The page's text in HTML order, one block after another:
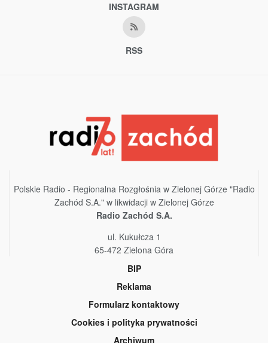
INSTAGRAM
RSS
Polskie Radio - Regionalna Rozgłośnia w Zielonej Górze "Radio
Zachód S.A." w likwidacji w Zielonej Górze
Radio Zachód S.A.
ul. Kukułcza 1
65-472 Zielona Góra
BIP
Reklama
Formularz kontaktowy
Cookies i polityka prywatności
Archiwum